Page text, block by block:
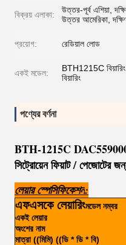
বিক্রয় এলাকা:
উত্তর-পূর্ব এশিয়া,
উত্তর আমেরিকা,
প্রয়োগ: রেডিয়াল লোড
একই মডেল:
BTH1215C
বিয়ারিং
পণ্যের বর্ণনা
BTH-1215C
সিট্রোয়েন ফিয়াট / পেজোটের
লেয়ার স্পেসিফিকেশন:
এফএসকে লেয়ারিংমডেল নম্বর
একই লেয়ার
অংশের নাম
মাত্রা ((মিমি) ((ডি * ডি * বি)